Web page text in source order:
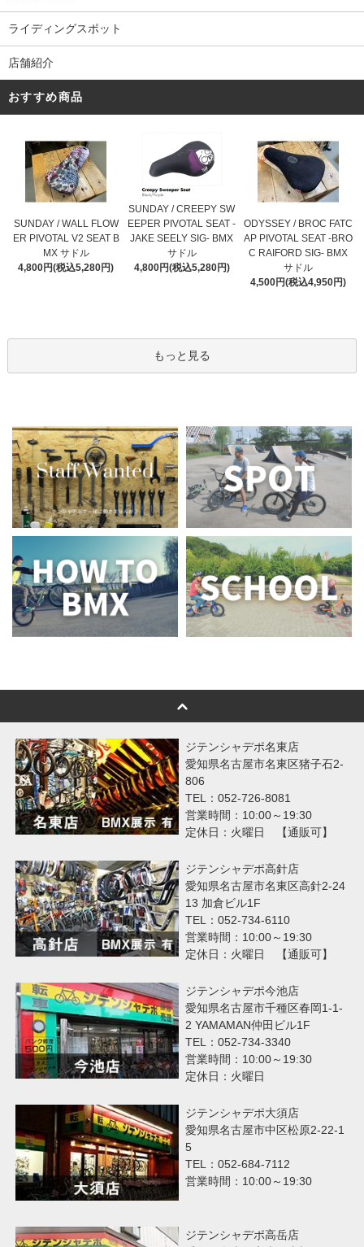
ライディングスポット
店舗紹介
おすすめ商品
SUNDAY / WALL FLOW
ER PIVOTAL V2 SEAT B
MX サドル
4,800円(税込5,280円)
SUNDAY / CREEPY SW
EEPER PIVOTAL SEAT -
JAKE SEELY SIG- BMX
サドル
4,800円(税込5,280円)
ODYSSEY / BROC FATC
AP PIVOTAL SEAT -BRO
C RAIFORD SIG- BMX
サドル
4,500円(税込4,950円)
もっと見る
ジテンシャデポ名東店
愛知県名古屋市名東区猪子石2-
806
TEL：052-726-8081
営業時間：10:00～19:30
定休日：火曜日 【通販可】
ジテンシャデポ高針店
愛知県名古屋市名東区高針2-24
13 加倉ビル1F
TEL：052-734-6110
営業時間：10:00～19:30
定休日：火曜日 【通販可】
ジテンシャデポ今池店
愛知県名古屋市千種区春岡1-1-
2 YAMAMAN仲田ビル1F
TEL：052-734-3340
営業時間：10:00～19:30
定休日：火曜日
ジテンシャデポ大須店
愛知県名古屋市中区松原2-22-1
5
TEL：052-684-7112
営業時間：10:00～19:30
ジテンシャデポ高岳店